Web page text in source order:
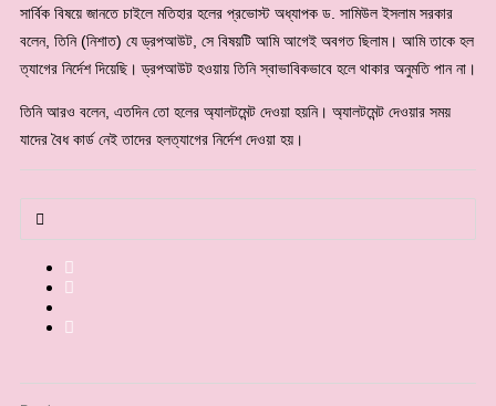
সার্বিক বিষয়ে জানতে চাইলে মতিহার হলের প্রভোস্ট অধ্যাপক ড. সামিউল ইসলাম সরকার
বলেন, তিনি (নিশাত) যে ড্রপআউট, সে বিষয়টি আমি আগেই অবগত ছিলাম। আমি তাকে হল
ত্যাগের নির্দেশ দিয়েছি। ড্রপআউট হওয়ায় তিনি স্বাভাবিকভাবে হলে থাকার অনুমতি পান না।
তিনি আরও বলেন, এতদিন তো হলের অ্যালটমেন্ট দেওয়া হয়নি। অ্যালটমেন্ট দেওয়ার সময়
যাদের বৈধ কার্ড নেই তাদের হলত্যাগের নির্দেশ দেওয়া হয়।